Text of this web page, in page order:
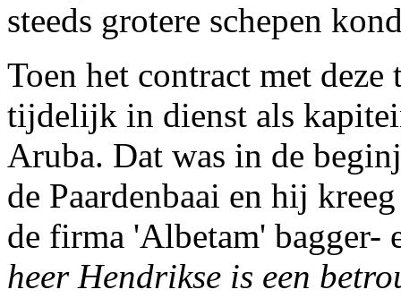
steeds grotere schepen
Toen het contract met
tijdelijk in dienst als
Aruba. Dat was in de
de Paardenbaai en hij
de firma 'Albetam'
heer Hendrikse is een